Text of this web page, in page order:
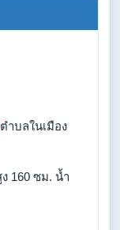
ตำบลในเมือง
160 ซม. น้ำ